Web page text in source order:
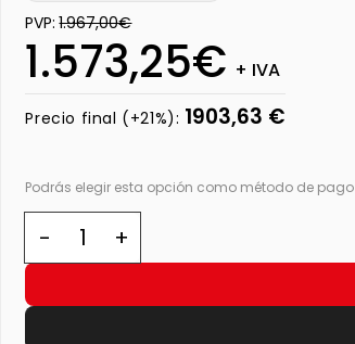
PVP: 1.967,00€
1.573,25€ + IVA
Precio final (+21%): 1903,63 €
Podrás elegir esta opción como método de